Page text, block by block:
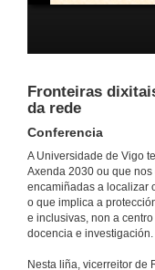
Fronteiras
da rede
Conferencia
A Universidade de Vigo
Axenda 2030 ou que
encamiñadas a localizar
o que implica a
e inclusivas, non a
docencia e investigación.
Nesta liña, vicerreitor de